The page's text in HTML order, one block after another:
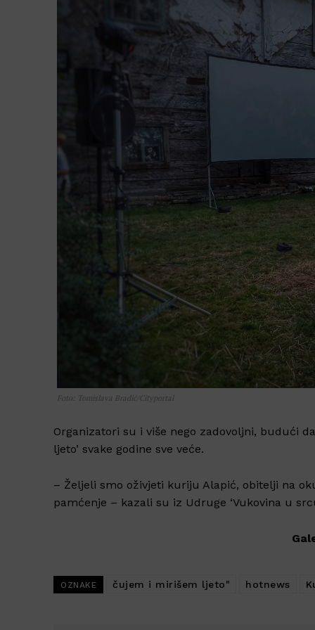
Foto: Tomislava Bradić/Cityportal
Organizatori su i više nego zadovoljni, budući
ljeto’ svake godine sve veće.
– Željeli smo oživjeti kuriju Alapić, obitelji na
pamćenje – kazali su iz Udruge ‘Vukovina u
OZNAKE čujem i mirišem ljeto" hotnews